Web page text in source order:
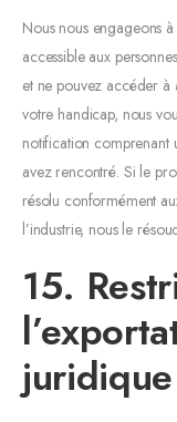
Nous nous engageons
accessible aux
et ne pouvez accéder à
votre handicap, nous
notification comprenant
avez rencontré. Si le
résolu conformément
l’industrie, nous le
15.
juridique